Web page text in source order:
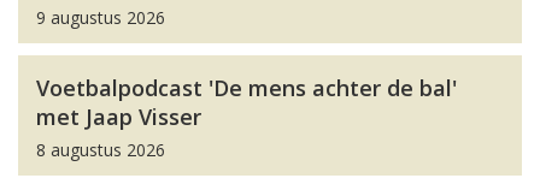
9 augustus 2026
Voetbalpodcast 'De mens achter de bal'
met Jaap Visser
8 augustus 2026